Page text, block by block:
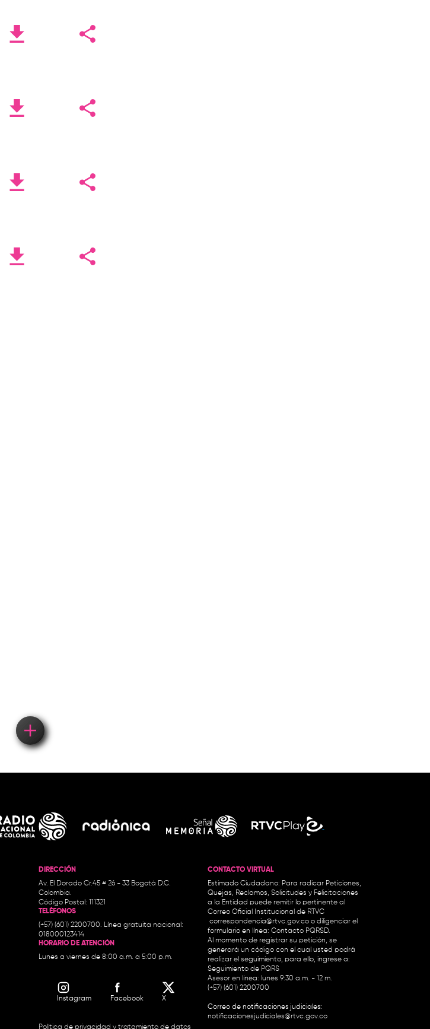
DIRECCIÓN
Av. El Dorado Cr.45 # 26 - 33 Bogotá D.C.
Colombia.
Código Postal: 111321
TELÉFONOS
(+57) (601) 2200700. Línea gratuita nacional:
018000123414
HORARIO DE ATENCIÓN
Lunes a viernes de 8:00 a.m. a 5:00 p.m.
Instagram Facebook X
Política de privacidad y tratamiento de datos
CONTACTO VIRTUAL
Estimado Ciudadano: Para radicar Peticiones,
Quejas, Reclamos, Solicitudes y Felicitaciones
a la Entidad puede remitir lo pertinente al
Correo Oficial Institucional de RTVC
correspondencia@rtvc.gov.co o diligenciar el
formulario en línea: Contacto PQRSD.
Al momento de registrar su petición, se
generará un código con el cual usted podrá
realizar el seguimiento, para ello, ingrese a:
Seguimiento de PQRS
Asesor en línea: lunes 9:30 a.m. - 12 m.
(+57) (601) 2200700
Correo de notificaciones judiciales:
notificacionesjudiciales@rtvc.gov.co